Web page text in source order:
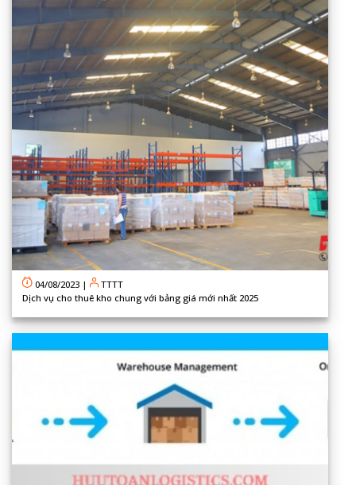
04/08/2023 |
TTTT
Dịch vụ cho thuê kho chung với bảng giá mới nhất 2025